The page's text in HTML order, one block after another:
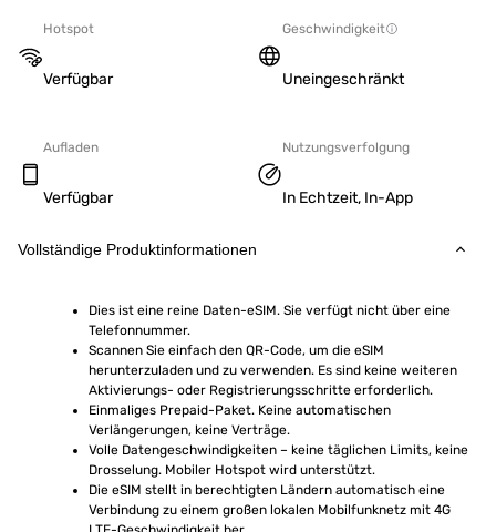
Hotspot
Verfügbar
Geschwindigkeit
Uneingeschränkt
Aufladen
Verfügbar
Nutzungsverfolgung
In Echtzeit, In-App
Vollständige Produktinformationen
Dies ist eine reine Daten-eSIM. Sie verfügt nicht über eine
Telefonnummer.
Scannen Sie einfach den QR-Code, um die eSIM
herunterzuladen und zu verwenden. Es sind keine weiteren
Aktivierungs- oder Registrierungsschritte erforderlich.
Einmaliges Prepaid-Paket. Keine automatischen
Verlängerungen, keine Verträge.
Volle Datengeschwindigkeiten – keine täglichen Limits, keine
Drosselung. Mobiler Hotspot wird unterstützt.
Die eSIM stellt in berechtigten Ländern automatisch eine
Verbindung zu einem großen lokalen Mobilfunknetz mit 4G